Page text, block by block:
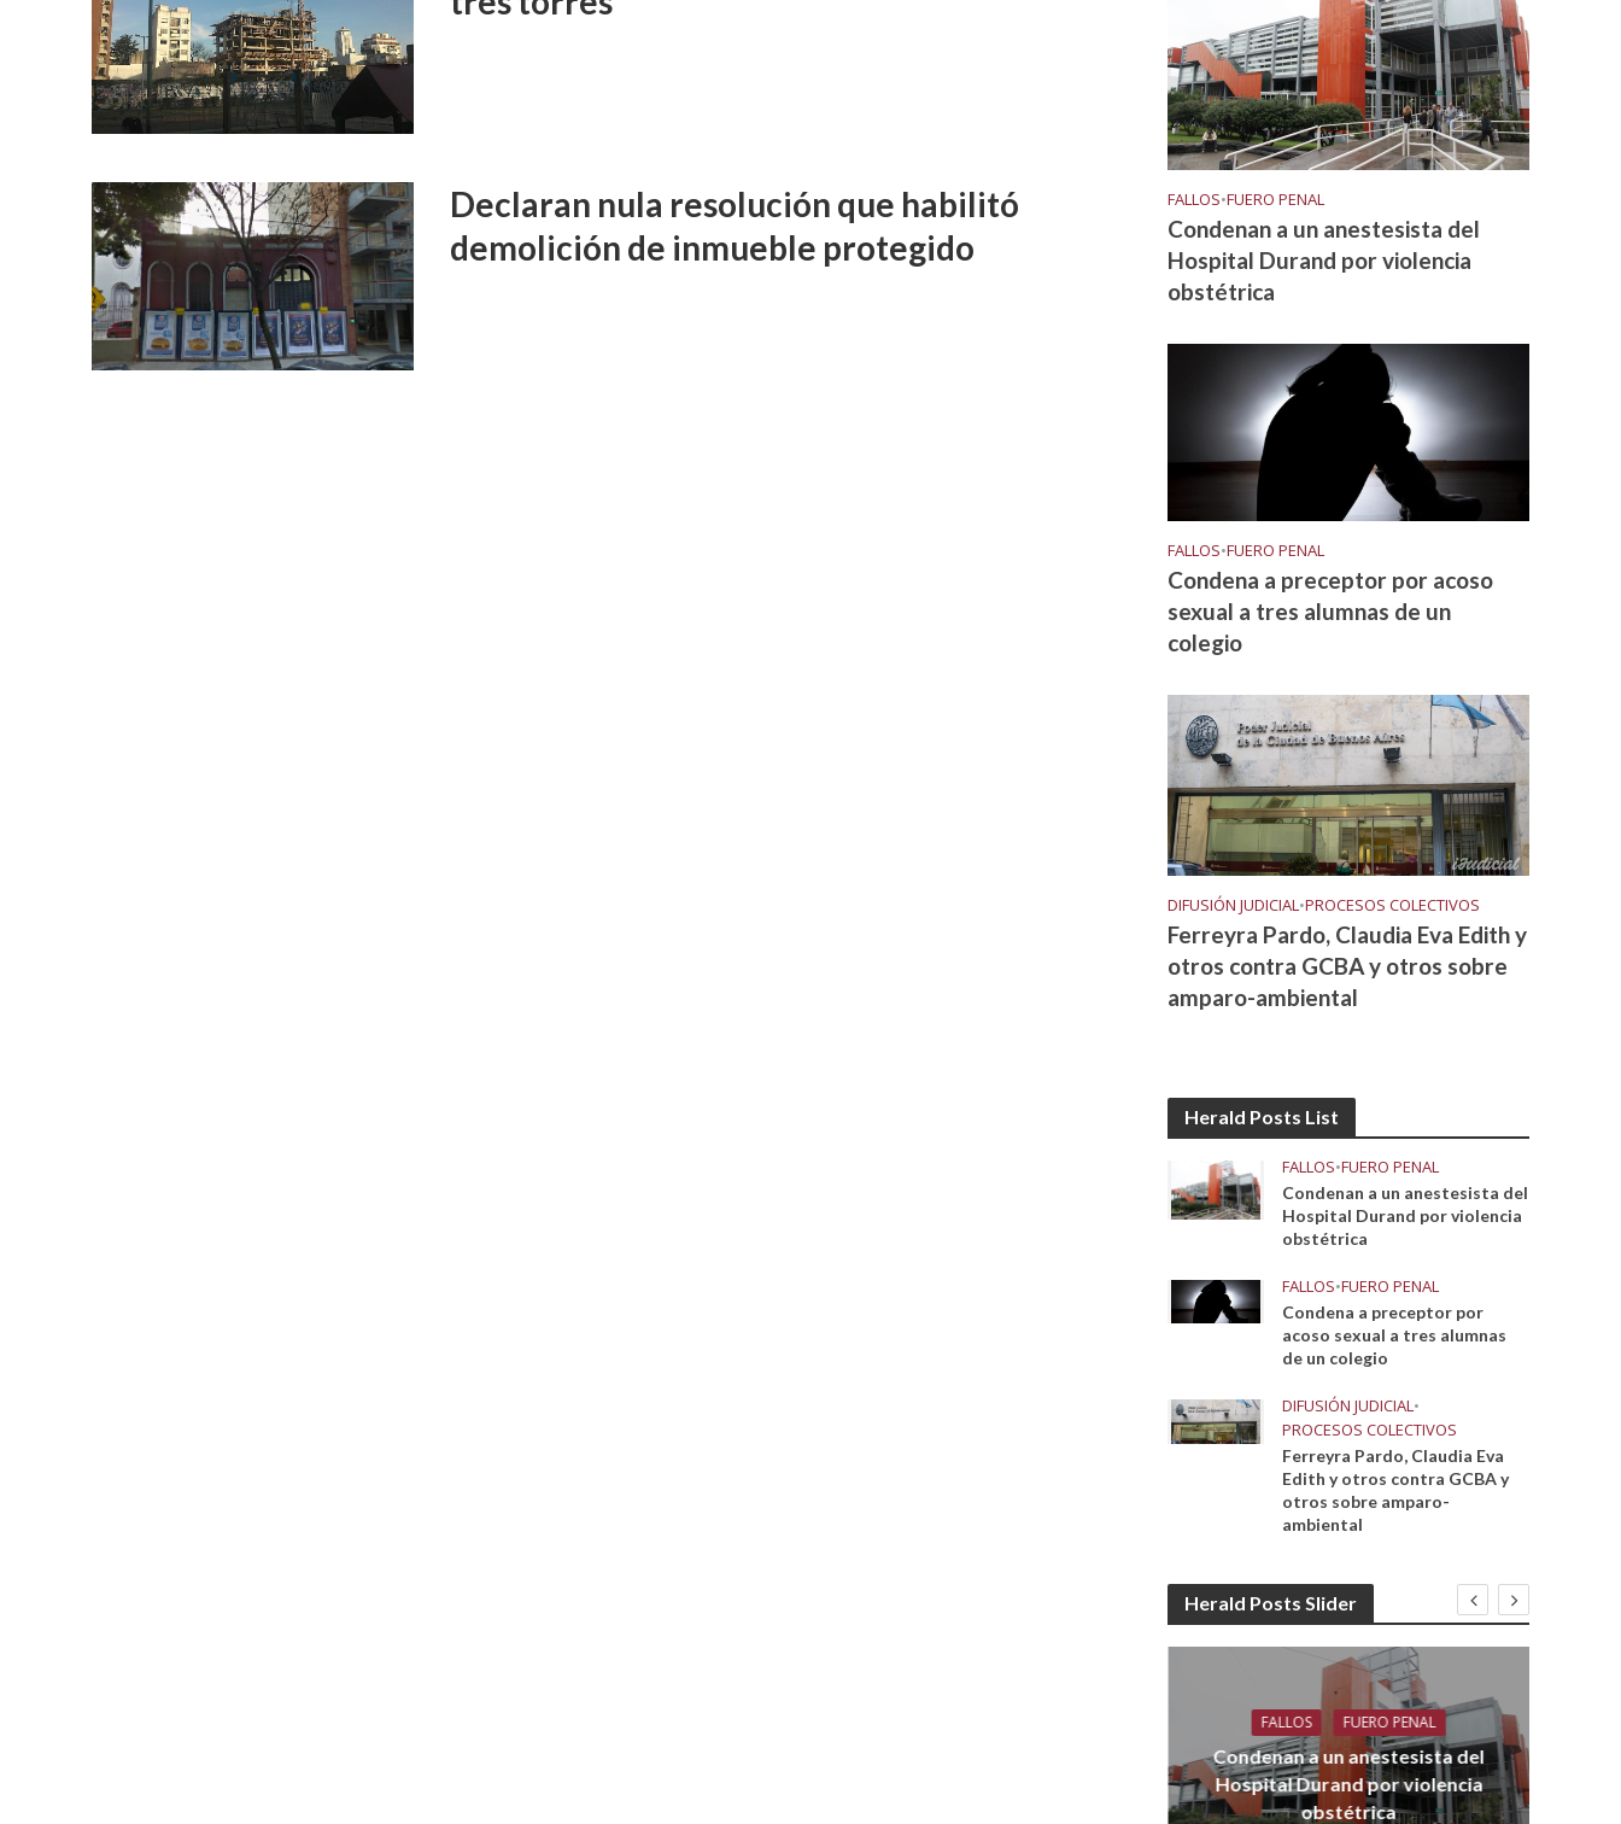
Declaran nula resolución que habilitó
demolición de inmueble protegido
FALLOS•FUERO PENAL
Condenan a un anestesista del
Hospital Durand por violencia
obstétrica
FALLOS•FUERO PENAL
Condena a preceptor por acoso
sexual a tres alumnas de un
colegio
DIFUSIÓN JUDICIAL•PROCESOS COLECTIVOS
Ferreyra Pardo, Claudia Eva Edith y
otros contra GCBA y otros sobre
amparo-ambiental
Herald Posts List
FALLOS•FUERO PENAL
Condenan a un anestesista del
Hospital Durand por violencia
obstétrica
FALLOS•FUERO PENAL
Condena a preceptor por
acoso sexual a tres alumnas
de un colegio
DIFUSIÓN JUDICIAL•
PROCESOS COLECTIVOS
Ferreyra Pardo, Claudia Eva
Edith y otros contra GCBA y
otros sobre amparo-
ambiental
Herald Posts Slider
FALLOS FUERO PENAL
Condenan a un anestesista del
Hospital Durand por violencia
obstétrica